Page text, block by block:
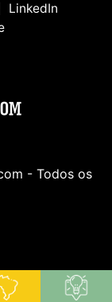
LinkedIn
- Todos os